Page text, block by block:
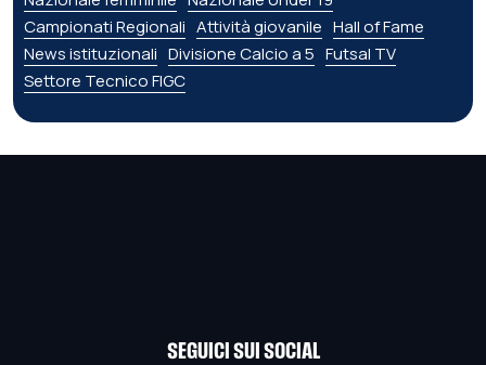
Campionati Regionali Attività giovanile Hall of Fame
News istituzionali Divisione Calcio a 5 Futsal TV
Settore Tecnico FIGC
SEGUICI SUI SOCIAL